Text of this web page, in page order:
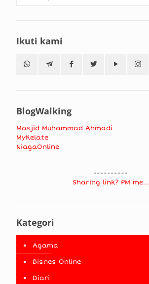
Ikuti kami
BlogWalking
Masjid Muhammad Ahmadi
MyKelate
NiagaOnline
----------
Sharing link? PM me...
Kategori
Agama
Bisnes Online
Diari